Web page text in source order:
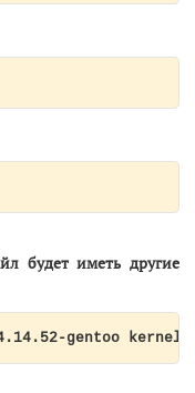
будет иметь другие
gentoo